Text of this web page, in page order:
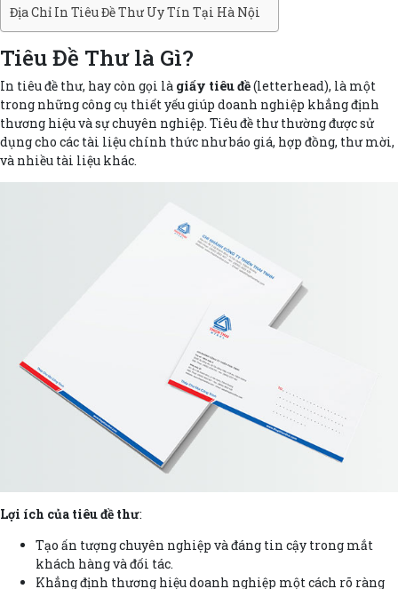
Địa Chỉ In Tiêu Đề Thư Uy Tín Tại Hà Nội
Tiêu Đề Thư là Gì?
In tiêu đề thư, hay còn gọi là giấy tiêu đề(letterhead), là một
trong những công cụ thiết yếu giúp doanh nghiệp khẳng định
thương hiệu và sự chuyên nghiệp. Tiêu đề thư thường được sử
dụng cho các tài liệu chính thức như báo giá, hợp đồng, thư mời,
và nhiều tài liệu khác.
Lợi ích của tiêu đề thư:
Tạo ấn tượng chuyên nghiệp và đáng tin cậy trong mắt
khách hàng và đối tác.
Khẳng định thương hiệu doanh nghiệp một cách rõ ràng